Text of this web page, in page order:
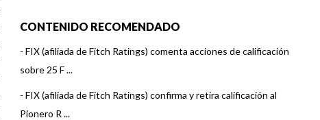
CONTENIDO RECOMENDADO
- FIX (afiliada de Fitch Ratings) comenta acciones de calificación
sobre 25 F ...
- FIX (afiliada de Fitch Ratings) confirma y retira calificación al
Pionero R ...